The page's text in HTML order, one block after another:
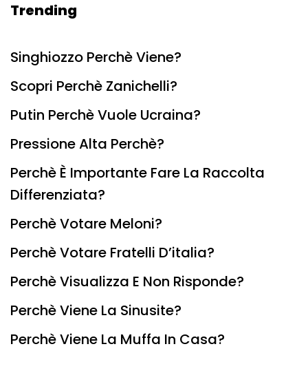
Trending
Singhiozzo Perchè Viene?
Scopri Perchè Zanichelli?
Putin Perchè Vuole Ucraina?
Pressione Alta Perchè?
Perchè È Importante Fare La Raccolta
Differenziata?
Perchè Votare Meloni?
Perchè Votare Fratelli D’italia?
Perchè Visualizza E Non Risponde?
Perchè Viene La Sinusite?
Perchè Viene La Muffa In Casa?